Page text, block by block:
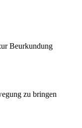
Beurkundung
zu bringen